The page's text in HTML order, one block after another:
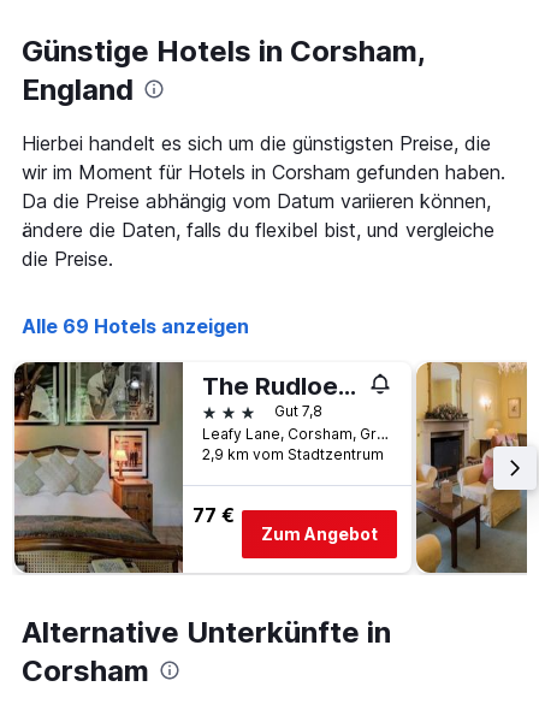
Tagen,
aggregiert
nach
Sternebewertung.
Das
Diagramm
hat
1
X-
Achse,
die
Hotelkategorien
nach
Sternen
anzeigt
Das
Diagramm
hat
1
Y-
Achse,
die
den
an
diesem
Wochenende
Günstige Hotels in Corsham,
England
Hierbei handelt es sich um die günstigsten Preise, die
wir im Moment für Hotels in Corsham gefunden haben.
Da die Preise abhängig vom Datum variieren können,
ändere die Daten, falls du flexibel bist, und vergleiche
die Preise.
Alle 69 Hotels anzeigen
The Rudloe Marco Pierre White
3 SterneGut 7,8
Leafy Lane, Corsham, Großbritannien
2,9 km vom Stadtzentrum
77 €
Zum Angebot
Alternative Unterkünfte in
Corsham